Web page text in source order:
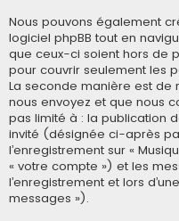
Nous pouvons également
logiciel phpBB tout en
que ceux-ci soient hors de
pour couvrir seulement les
La seconde manière est de
nous envoyez et que nous
pas limité à : la publication
invité (désignée ci-après
l’enregistrement sur «
« votre compte ») et les
l’enregistrement et lors
messages »).